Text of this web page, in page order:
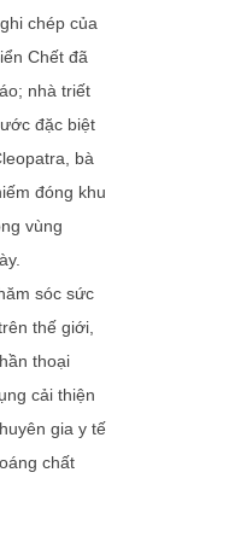
chép của
Chết đã
nhà triết
đặc biệt
bà
đóng khu
vùng
sóc sức
thế giới,
thoại
cải thiện
gia y tế
chất